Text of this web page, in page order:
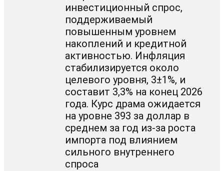
инвестиционный спрос,
поддерживаемый
повышенным уровнем
накоплений и кредитной
активностью. Инфляция
стабилизируется около
целевого уровня, 3±1%, и
составит 3,3% на конец 2026
года. Курс драма ожидается
на уровне 393 за доллар в
среднем за год из-за роста
импорта под влиянием
сильного внутреннего
спроса